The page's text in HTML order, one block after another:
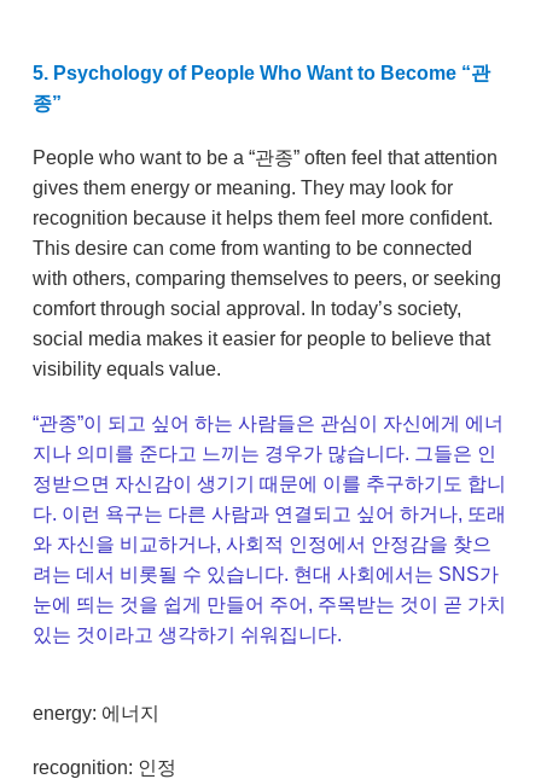
5. Psychology of People Who Want to Become “관
종”
People who want to be a “관종” often feel that attention
gives them energy or meaning. They may look for
recognition because it helps them feel more confident.
This desire can come from wanting to be connected
with others, comparing themselves to peers, or seeking
comfort through social approval. In today’s society,
social media makes it easier for people to believe that
visibility equals value.
“관종”이 되고 싶어 하는 사람들은 관심이 자신에게 에너
지나 의미를 준다고 느끼는 경우가 많습니다. 그들은 인
정받으면 자신감이 생기기 때문에 이를 추구하기도 합니
다. 이런 욕구는 다른 사람과 연결되고 싶어 하거나, 또래
와 자신을 비교하거나, 사회적 인정에서 안정감을 찾으
려는 데서 비롯될 수 있습니다. 현대 사회에서는 SNS가
눈에 띄는 것을 쉽게 만들어 주어, 주목받는 것이 곧 가치
있는 것이라고 생각하기 쉬워집니다.
energy: 에너지
recognition: 인정